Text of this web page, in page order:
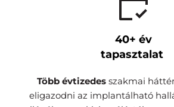
40+ év
tapasztalat
Több évtizedes szakmai
eligazodni az implantálható